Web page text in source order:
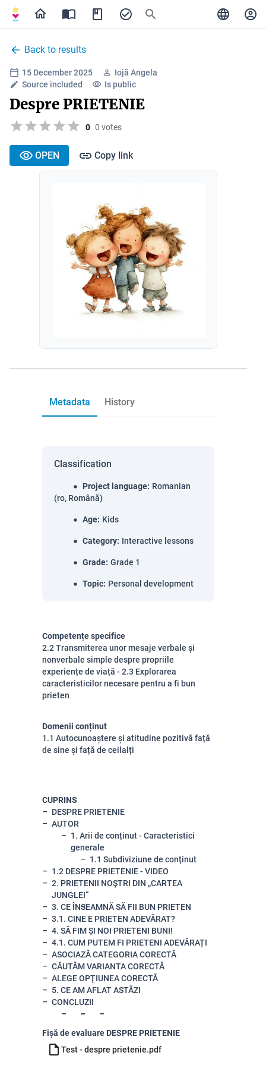
Back to results
15 December 2025
Iojă Angela
Source included
Is public
Despre PRIETENIE
0 0 votes
OPEN Copy link
Metadata History
Classification
Project language: Romanian
(ro, Română)
Age: Kids
Category: Interactive lessons
Grade: Grade 1
Topic: Personal development
Competențe specifice
2.2 Transmiterea unor mesaje verbale și
nonverbale simple despre propriile
experiențe de viață - 2.3 Explorarea
caracteristicilor necesare pentru a fi bun
prieten
Domenii conținut
1.1 Autocunoaștere și atitudine pozitivă față
de sine și față de ceilalți
CUPRINS
DESPRE PRIETENIE
AUTOR
1. Arii de conținut - Caracteristici
generale
1.1 Subdiviziune de conținut
1.2 DESPRE PRIETENIE - VIDEO
2. PRIETENII NOȘTRI DIN „CARTEA
JUNGLEI”
3. CE ÎNSEAMNĂ SĂ FII BUN PRIETEN
3.1. CINE E PRIETEN ADEVĂRAT?
4. SĂ FIM ȘI NOI PRIETENI BUNI!
4.1. CUM PUTEM FI PRIETENI ADEVĂRAȚI
ASOCIAZĂ CATEGORIA CORECTĂ
CĂUTĂM VARIANTA CORECTĂ
ALEGE OPȚIUNEA CORECTĂ
5. CE AM AFLAT ASTĂZI
CONCLUZII
Fișă de evaluare DESPRE PRIETENIE
Test - despre prietenie.pdf